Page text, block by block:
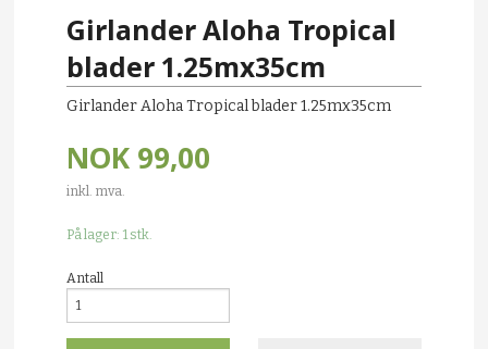
Girlander Aloha Tropical
blader 1.25mx35cm
Girlander Aloha Tropical blader 1.25mx35cm
NOK 99,00
inkl. mva.
På lager: 1 stk.
Antall